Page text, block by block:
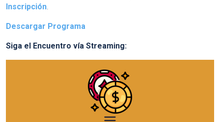
Inscripción.
Descargar Programa
Siga el Encuentro vía Streaming: